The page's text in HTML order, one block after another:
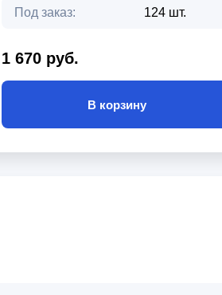
Под заказ: 124 шт.
1 670 руб.
В корзину